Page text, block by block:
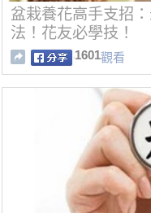
盆栽養花高手支招
法！花友必學技！
1601觀看